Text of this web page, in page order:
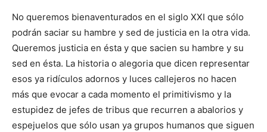
No queremos bienaventurados en el siglo XXI que sólo
podrán saciar su hambre y sed de justicia en la otra vida.
Queremos justicia en ésta y que sacien su hambre y su
sed en ésta. La historia o alegoria que dicen representar
esos ya ridículos adornos y luces callejeros no hacen
más que evocar a cada momento el primitivismo y la
estupidez de jefes de tribus que recurren a abalorios y
espejuelos que sólo usan ya grupos humanos que siguen